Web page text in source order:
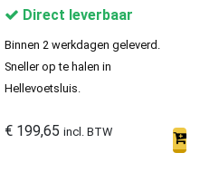
Direct leverbaar
Binnen 2 werkdagen geleverd.
Sneller op te halen in
Hellevoetsluis.
€ 199,65 incl. BTW